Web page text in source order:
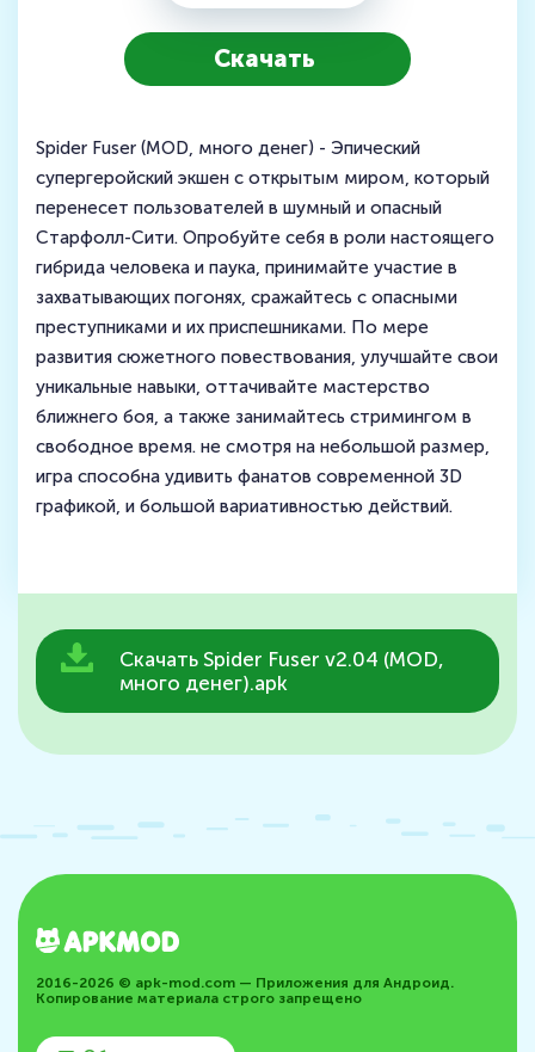
Скачать
Spider Fuser (MOD, много денег) - Эпический
супергеройский экшен с открытым миром, который
перенесет пользователей в шумный и опасный
Старфолл-Сити. Опробуйте себя в роли настоящего
гибрида человека и паука, принимайте участие в
захватывающих погонях, сражайтесь с опасными
преступниками и их приспешниками. По мере
развития сюжетного повествования, улучшайте свои
уникальные навыки, оттачивайте мастерство
ближнего боя, а также занимайтесь стримингом в
свободное время. не смотря на небольшой размер,
игра способна удивить фанатов современной 3D
графикой, и большой вариативностью действий.
Скачать Spider Fuser v2.04 (MOD,
много денег).apk
2016-2026 © apk-mod.com — Приложения для Андроид.
Копирование материала строго запрещено